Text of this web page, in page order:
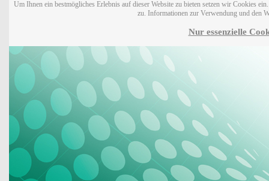
Um Ihnen ein bestmögliches Erlebnis auf dieser Website zu bieten setzen wir Cookies
zu. Informationen zur Verwendung und den
Nur essenzielle